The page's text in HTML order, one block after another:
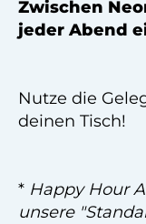
Zwischen
jeder Abend
Nutze die
deinen Tisch!
* Happy Hour
unsere